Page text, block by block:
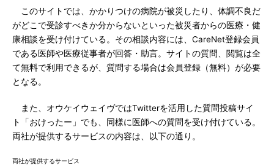
このサイトでは、かかりつけの病院が被災したり、体調不良だ
がどこで受診すべきか分からないといった被災者からの医療・健
康相談を受け付けている。その相談内容には、CareNet登録会員
である医師や医療従事者が回答・助言。サイトの質問、閲覧は全
て無料で利用できるが、質問する場合は会員登録（無料）が必要
となる。
また、オウケイウェイヴではTwitterを活用した質問投稿サイ
ト「おけったー」でも、同様に医師への質問を受け付けている。
両社が提供するサービスの内容は、以下の通り。
両社が提供するサービス